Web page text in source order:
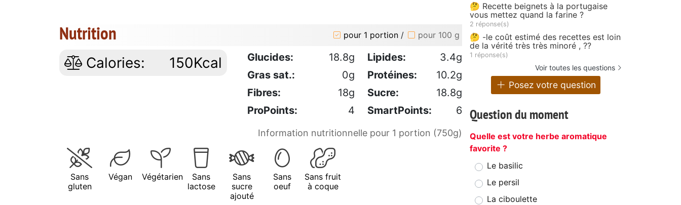
Nutrition pour 1 portion / pour 100 g
Calories: 150Kcal Glucides: 18.8g Lipides:
3.4g
Gras sat.:
0g Protéines:
10.2g
Fibres:
18g Sucre:
18.8g
ProPoints:
4 SmartPoints: 6
Information nutritionnelle pour 1 portion (750g)
Sans
gluten
Végan Végétarien
Sans
lactose
Sans
sucre
ajouté
Sans
oeuf
Sans fruit
à coque
🤔 Recette beignets à la portugaise
vous mettez quand la farine ?
2 réponse(s)
🤔 -le coût estimé des recettes est loin
de la vérité très très minoré , ??
1 réponse(s)
Voir toutes les questions
Posez votre question
Question du moment
Quelle est votre herbe aromatique
favorite ?
Le basilic
Le persil
La ciboulette